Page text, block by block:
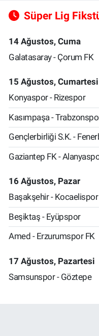
Süper Lig
14 Ağustos, Cuma
Galatasaray - Çorum FK
15 Ağustos, Cumartesi
Konyaspor - Rizespor
Kasımpaşa -
Gençlerbirliği S.K. -
Gaziantep FK -
16 Ağustos, Pazar
Başakşehir - Kocaelispor
Beşiktaş - Eyüpspor
Amed - Erzurumspor FK
17 Ağustos, Pazartesi
Samsunspor - Göztepe